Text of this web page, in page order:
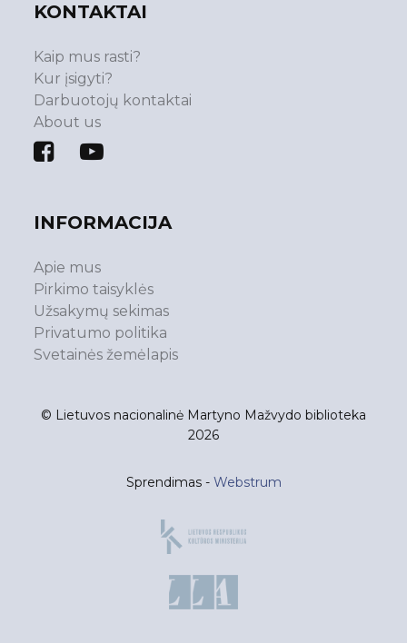
KONTAKTAI
Kaip mus rasti?
Kur įsigyti?
Darbuotojų kontaktai
About us
INFORMACIJA
Apie mus
Pirkimo taisyklės
Užsakymų sekimas
Privatumo politika
Svetainės žemėlapis
© Lietuvos nacionalinė Martyno Mažvydo biblioteka
2026
Sprendimas - Webstrum